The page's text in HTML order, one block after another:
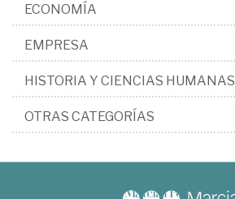
ECONOMÍA
EMPRESA
HISTORIA Y CIENCIAS HUMANAS
OTRAS CATEGORÍAS